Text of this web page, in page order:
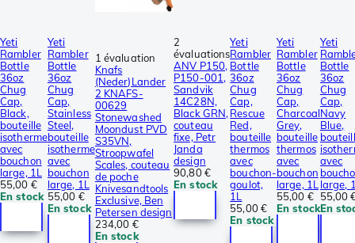
Yeti
Rambler
Bottle
36oz
Chug
Cap,
Black,
bouteille
isotherme
avec
bouchon
large, 1L
55,00 €
En stock
Yeti
Rambler
Bottle
36oz
Chug
Cap,
Stainless
Steel,
bouteille
isotherme
avec
bouchon
large, 1L
55,00 €
En stock
1 évaluation
Knafs
(Neder)Lander
2 KNAFS-
00629
Stonewashed
Moondust PVD
S35VN,
Stroopwafel
Scales, couteau
de poche
Knivesandtools
Exclusive, Ben
Petersen design
234,00 €
En stock
2
évaluations
ANV P150,
P150-001,
Sandvik
14C28N,
Black GRN,
couteau
fixe, Petr
Janda
design
90,80 €
En stock
Yeti
Rambler
Bottle
36oz
Chug
Cap,
Rescue
Red,
bouteille
thermos
avec
bouchon-
goulot,
1L
55,00 €
En stock
Yeti
Rambler
Bottle
36oz
Chug
Cap,
Charcoal
Grey,
bouteille
thermos
avec
bouchon
large, 1L
55,00 €
En stock
Yeti
Bottle
36oz
Chug
Cap,
Navy
Blue,
avec
large,
55,00
En